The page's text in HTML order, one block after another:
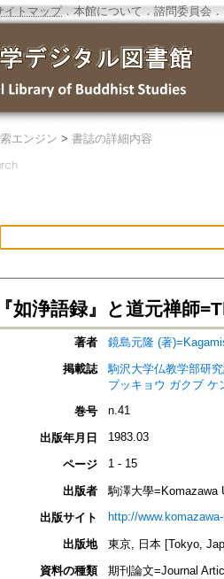
イトマップ．本館について ． 諮問委員会 ．
エンジン > 書誌の詳細内容
『如浄語録』と道元禅師
著者
鏡島元隆 (著
掲載誌
駒沢大学仏教学部研
ブッキョウ ガクブ ケ
巻号
n.41
出版年月日 1983.03
ページ 1 - 15
出版者
駒澤大學=Komazawa
出版サイト
http://
出版地
東京, 日本 [Tokyo,
資料の種類
期刊論文=Journal